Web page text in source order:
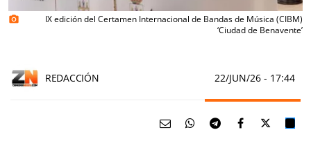
photo_camera
IX edición del Certamen Internacional de Bandas de Música (CIBM)
‘Ciudad de Benavente’
REDACCIÓN 22/JUN/26 - 17:44